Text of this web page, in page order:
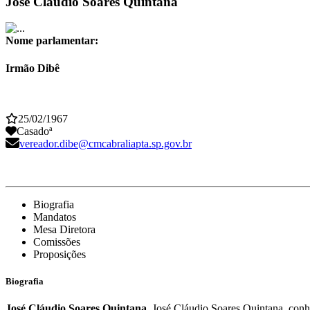
Nome parlamentar:
Irmão Dibê
25/02/1967
Casadoª
vereador.dibe@cmcabraliapta.sp.gov.br
Biografia
Mandatos
Mesa Diretora
Comissões
Proposições
Biografia